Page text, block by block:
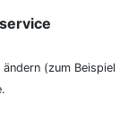
(zum Beispiel